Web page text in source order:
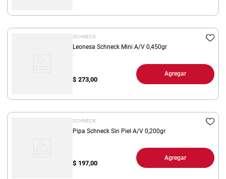
SCHNECK
Leonesa Schneck Mini A/V 0,450gr
$ 273,00
Agregar
SCHNECK
Pipa Schneck Sin Piel A/V 0,200gr
$ 197,00
Agregar